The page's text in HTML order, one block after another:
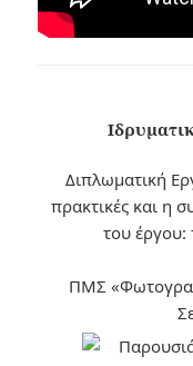
Διπλωματική
πρακτικές και η
του έργου:
ΠΜΣ